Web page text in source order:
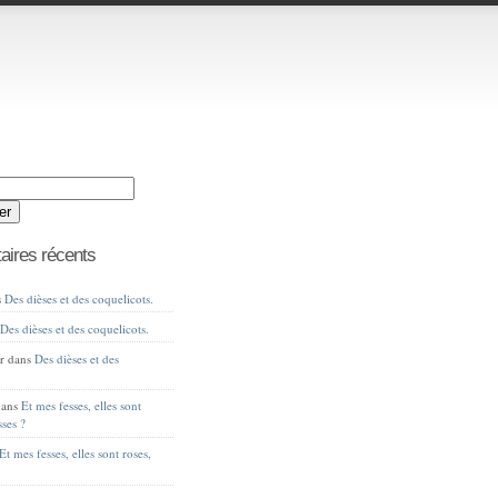
récents
Des dièses et des coquelicots.
Des dièses et des coquelicots.
dansDes dièses et des
Et mes fesses, elles sont
?
Et mes fesses, elles sont roses,